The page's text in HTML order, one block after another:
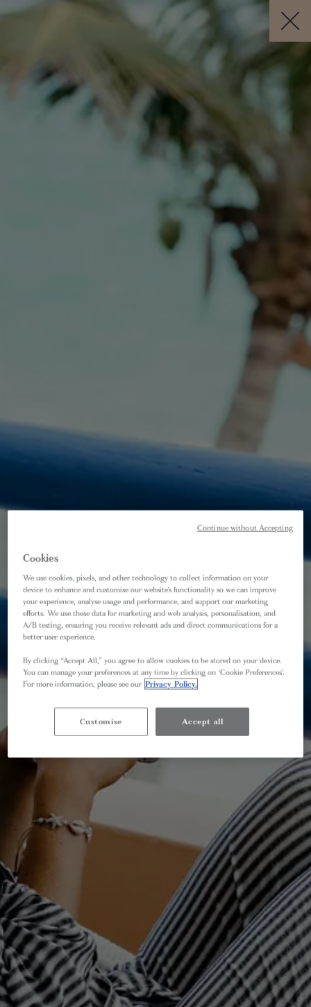
RÉSERVER
to enhance your experience and make
your visit easier and more comfortable.
Cookies
We use cookies, pixels, and other technology to collect information on your
device to enhance and customise our website’s functionality so we can improve
your experience, analyse usage and performance, and support our marketing
efforts. We use these data for marketing and web analysis, personalisation, and
A/B testing, ensuring you receive relevant ads and direct communications for a
better user experience.
By clicking “Accept All,” you agree to allow cookies to be stored on your device.
You can manage your preferences at any time by clicking on ‘Cookie Preferences’.
For more information, please see our Privacy Policy.
Accept all
Customise
Continue without Accepting